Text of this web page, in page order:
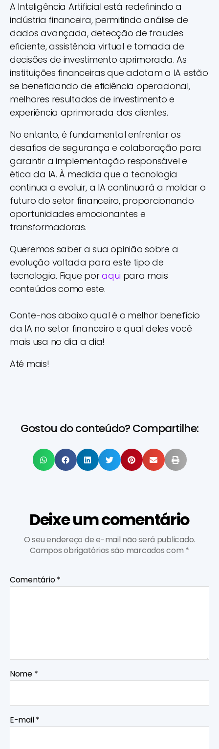
A Inteligência Artificial está redefinindo a
indústria financeira, permitindo análise de
dados avançada, detecção de fraudes
eficiente, assistência virtual e tomada de
decisões de investimento aprimorada. As
instituições financeiras que adotam a IA estão
se beneficiando de eficiência operacional,
melhores resultados de investimento e
experiência aprimorada dos clientes.
No entanto, é fundamental enfrentar os
desafios de segurança e colaboração para
garantir a implementação responsável e
ética da IA. À medida que a tecnologia
continua a evoluir, a IA continuará a moldar o
futuro do setor financeiro, proporcionando
oportunidades emocionantes e
transformadoras.
Queremos saber a sua opinião sobre a
evolução voltada para este tipo de
tecnologia. Fique poraqui para mais
conteúdos como este.
Conte-nos abaixo qual é o melhor benefício
da IA no setor financeiro e qual deles você
mais usa no dia a dia!
Até mais!
Gostou do conteúdo? Compartilhe:
Deixe um comentário
O seu endereço de e-mail não será publicado.
Campos obrigatórios são marcados com *
Comentário*
Nome *
E-mail*